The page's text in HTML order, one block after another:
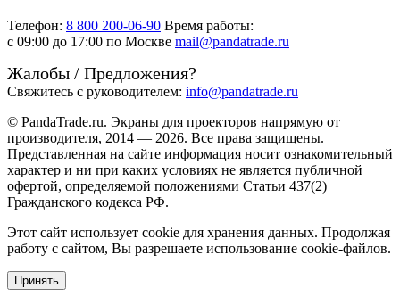
Телефон: 8 800 200-06-90 Время работы:
c 09:00 до 17:00 по Москве mail@pandatrade.ru
Жалобы / Предложения?
Свяжитесь с руководителем: info@pandatrade.ru
© PandaTrade.ru. Экраны для проекторов напрямую от
производителя, 2014 — 2026. Все права защищены.
Представленная на сайте информация носит ознакомительный
характер и ни при каких условиях не является публичной
офертой, определяемой положениями Статьи 437(2)
Гражданского кодекса РФ.
Этот сайт использует cookie для хранения данных. Продолжая
работу с сайтом, Вы разрешаете использование cookie-файлов.
Принять